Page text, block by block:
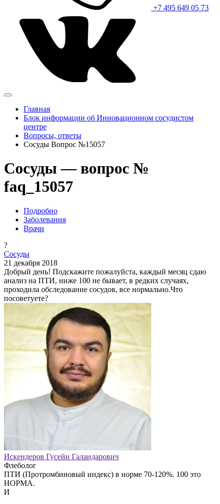
+7 495 649 05 73
Главная
Блок информации об Инновационном сосудистом
центре
Вопросы, ответы
Сосуды Вопрос №15057
Сосуды — вопрос №
faq_15057
Подробно
Заболевания
Врачи
?
Сосуды
21 декабря 2018
Добрый день! Подскажите пожалуйста, каждый месяц сдаю
анализ на ПТИ, ниже 100 не бывает, в редких случаях,
проходила обследование сосудов, все нормально.Что
посоветуете?
Искендеров Гусейн Галандарович
Флеболог
ПТИ (Протромбиновый индекс) в норме 70-120%. 100 это
НОРМА.
И